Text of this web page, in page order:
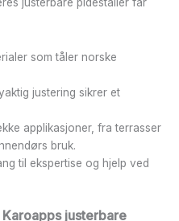
som tåler norske
justering sikrer et
applikasjoner, fra terrasser
bruk.
til ekspertise og hjelp ved
justerbare